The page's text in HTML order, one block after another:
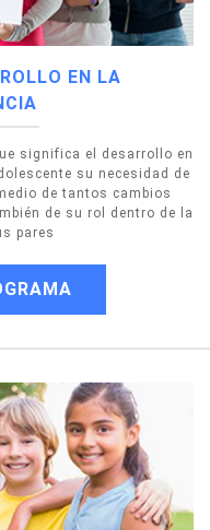
EN LA
significa el desarrollo en
su necesidad de
de tantos cambios
de su rol dentro de la
pares